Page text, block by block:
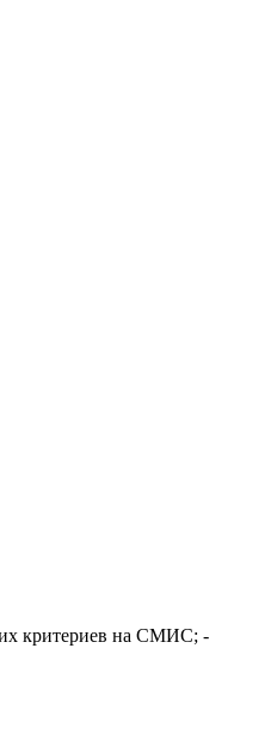
критериев на СМИС; -